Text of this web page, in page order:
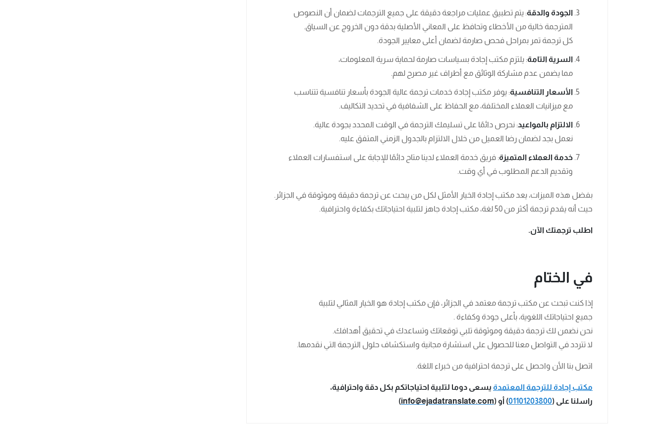
الجودة والدقة: يتم تطبيق عمليات مراجعة دقيقة على جميع الترجمات لضمان أن النصوص
المترجمة خالية من الأخطاء وتحافظ على المعاني الأصلية بدقة دون الخروج عن السياق.
كل ترجمة تمر بمراحل فحص صارمة لضمان أعلى معايير الجودة.
السرية التامة: يلتزم مكتب إجادة بسياسات صارمة لحماية سرية المعلومات،
مما يضمن عدم مشاركة الوثائق مع أطراف غير مصرح لهم.
الأسعار التنافسية: يوفر مكتب إجادة خدمات ترجمة عالية الجودة بأسعار تنافسية تتناسب
مع ميزانيات العملاء المختلفة، مع الحفاظ على الشفافية في تحديد التكاليف.
الالتزام بالمواعيد: نحرص دائمًا على تسليمك الترجمة في الوقت المحدد بجودة عالية.
نعمل بجد لضمان رضا العميل من خلال الالتزام بالجدول الزمني المتفق عليه.
خدمة العملاء المتميزة: فريق خدمة العملاء لدينا متاح دائمًا للإجابة على استفسارات العملاء
وتقديم الدعم المطلوب في أي وقت.
بفضل هذه الميزات، يعد مكتب إجادة الخيار الأمثل لكل من يبحث عن ترجمة دقيقة وموثوقة في الجزائر.
حيث أنه يقدم ترجمة أكثر من 50 لغة، مكتب إجادة جاهز لتلبية احتياجاتك بكفاءة واحترافية.
اطلب ترجمتك الآن.
في الختام
إذا كنت تبحث عن مكتب ترجمة معتمد في الجزائر، فإن مكتب إجادة هو الخيار المثالي لتلبية
جميع احتياجاتك اللغوية، بأعلى جودة وكفاءة .
نحن نضمن لك ترجمة دقيقة وموثوقة تلبي توقعاتك وتساعدك في تحقيق أهدافك.
لا تتردد في التواصل معنا للحصول على استشارة مجانية واستكشاف حلول الترجمة التي نقدمها.
اتصل بنا الأن واحصل على ترجمة احترافية من خبراء اللغة.
مكتب إجادة للترجمة المعتمدة يسعى دوما لتلبية احتياجاتكم بكل دقة واحترافية،
راسلنا على (01101203800) أو (info@ejadatranslate.com
)